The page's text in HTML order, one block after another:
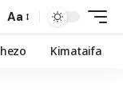
Aa
Kimataifa